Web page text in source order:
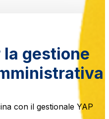
gestione
con il gestionale YAP